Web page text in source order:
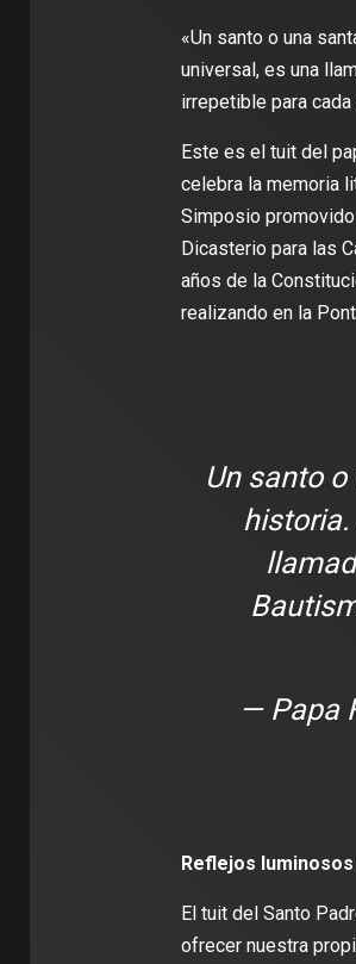
«Un santo o una
universal, es una
irrepetible para cada
Este es el tuit del
celebra la memoria
Simposio
Dicasterio para las
años de la
realizando en la
Un santo
historia.
— Papa
Reflejos
El tuit del Santo
ofrecer nuestra